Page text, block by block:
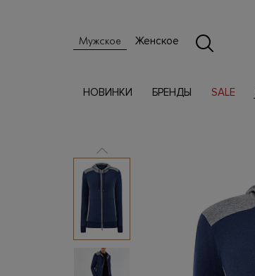
Мужское Женское
НОВИНКИ БРЕНДЫ SALE